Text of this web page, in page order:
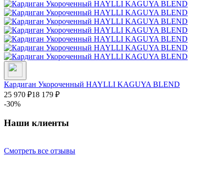
Кардиган Укороченный HAYLLI KAGUYA BLEND
25 970 ₽18 179 ₽
-30%
Наши клиенты
Смотреть все отзывы